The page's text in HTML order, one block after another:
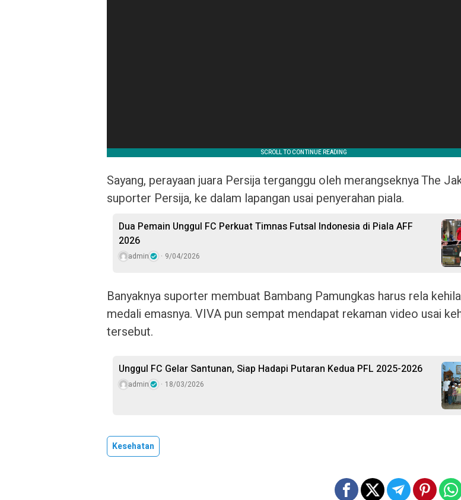
Sayang, perayaan juara Persija terganggu oleh merangseknya The
suporter Persija, ke dalam lapangan usai penyerahan piala.
Dua Pemain Unggul FC Perkuat Timnas Futsal Indonesia di Piala AFF
2026
admin 9/04/2026
Banyaknya suporter membuat Bambang Pamungkas harus rela
medali emasnya. VIVA pun sempat mendapat rekaman video usai
tersebut.
Unggul FC Gelar Santunan, Siap Hadapi Putaran Kedua PFL 2025-2026
admin 18/03/2026
Kesehatan